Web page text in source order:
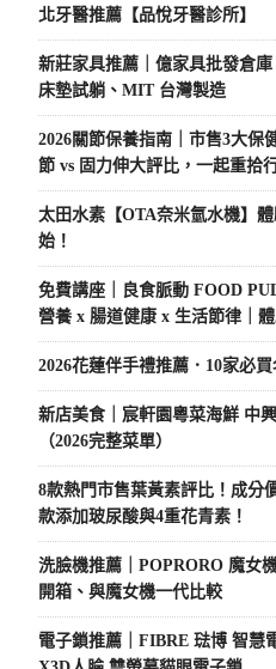
北牙醫推薦【品悅牙醫診所】
新莊家具推薦｜億家具批發倉
床墊試躺、MIT 台灣製造
2026關節保養指南｜市售3大保
節 vs 固力伸大評比，一起重拾
太田水素【OTA奈米氫水機】
始！
免費講座｜良食脈動 FOOD
營養 x 腸道健康 x 生活節律｜
2026花蓮伴手禮推薦．10家必
新店美食｜宸軒園粵菜海鮮 中
（2026完整菜單）
8款熱門市售葉黃素評比！成分
款添加玻尿酸與4重花青素！
洗臉機推薦｜POPRORO 魔女
開箱、與魔女機一代比較
電子鎖推薦｜FIBRE 琺博 智慧